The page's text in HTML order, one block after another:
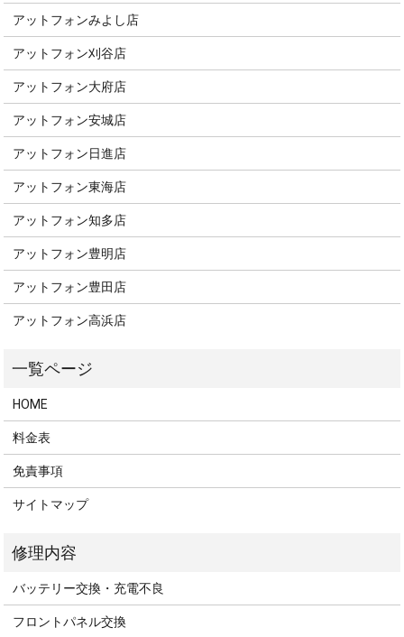
アットフォンみよし店
アットフォン刈谷店
アットフォン大府店
アットフォン安城店
アットフォン日進店
アットフォン東海店
アットフォン知多店
アットフォン豊明店
アットフォン豊田店
アットフォン高浜店
HOME
料金表
免責事項
サイトマップ
バッテリー交換・充電不良
フロントパネル交換